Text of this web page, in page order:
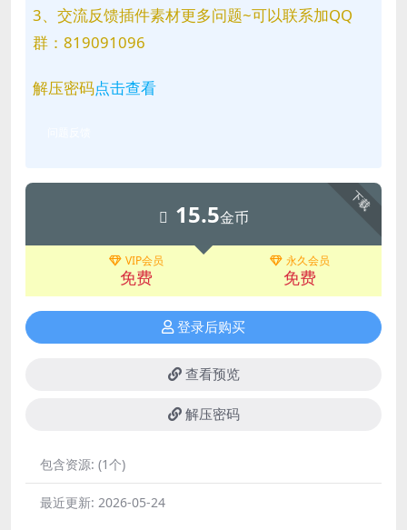
3、交流反馈插件素材更多问题~可以联系加QQ
群：819091096
解压密码点击查看
下载
15.5金币
VIP会员
免费
永久会员
免费
登录后购买
查看预览
解压密码
包含资源: (1个)
最近更新: 2026-05-24